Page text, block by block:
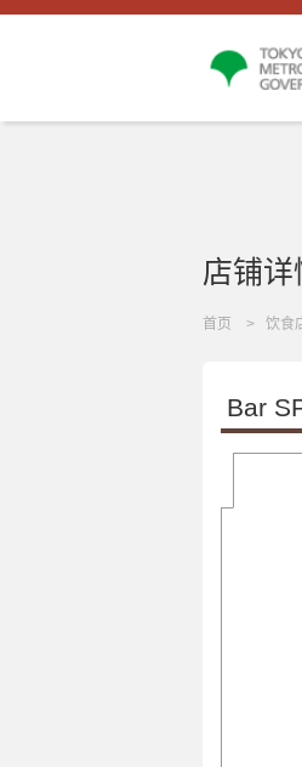
店铺详
首页 饮食
Bar